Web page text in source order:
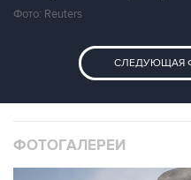
Фото: Reuters
СЛЕДУЮЩАЯ
ФОТОГАЛЕРЕИ